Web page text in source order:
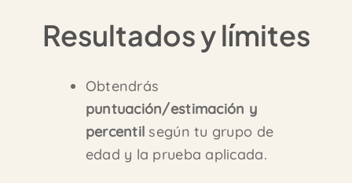
Resultados y límites
Obtendrás
puntuación/estimación y
percentil según tu grupo de
edad y la prueba aplicada.